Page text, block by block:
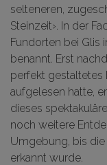
selteneren,
Steinzeit›. In der
Fundorten bei Glis
benannt. Erst
perfekt gestaltetes
aufgelesen hatte,
dieses
noch weitere
Umgebung, bis
erkannt wurde.